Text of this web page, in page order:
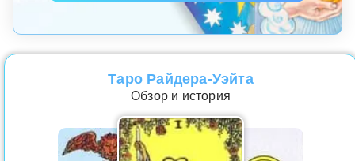
Таро Райдера-Уэйта
Обзор и история